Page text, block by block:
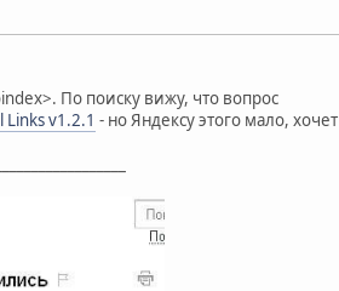
По поиску вижу, что вопрос
Links v1.2.1 - но Яндексу этого мало, хочет